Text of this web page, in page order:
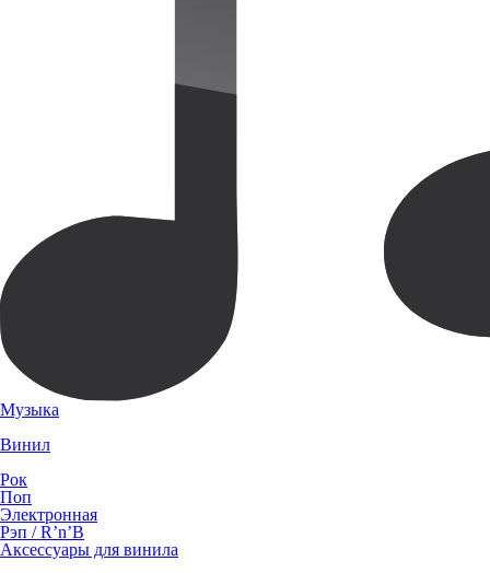
Музыка
Винил
Рок
Поп
Электронная
Рэп / R’n’B
Аксессуары для винила